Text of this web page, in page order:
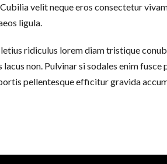
velit neque eros consectetur
ligula.
ridiculus lorem diam tristique
non. Pulvinar si sodales enim
pellentesque efficitur gravida